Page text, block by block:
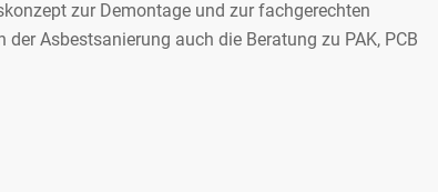
zur Demontage und zur fachgerechten
Asbestsanierung auch die Beratung zu PAK, PCB